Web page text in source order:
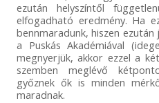
ezután helyszíntől
elfogadható eredmény. Ha
bennmaradunk, hiszen ezután
a Puskás Akadémiával
megnyerjük, akkor ezzel a
szemben meglévő
győznek ők is minden
maradnak.